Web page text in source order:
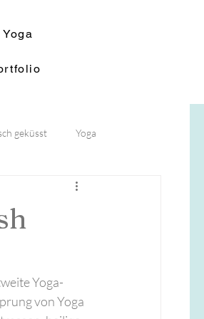
Yoga
geküsst Yoga
Yoga-
von Yoga